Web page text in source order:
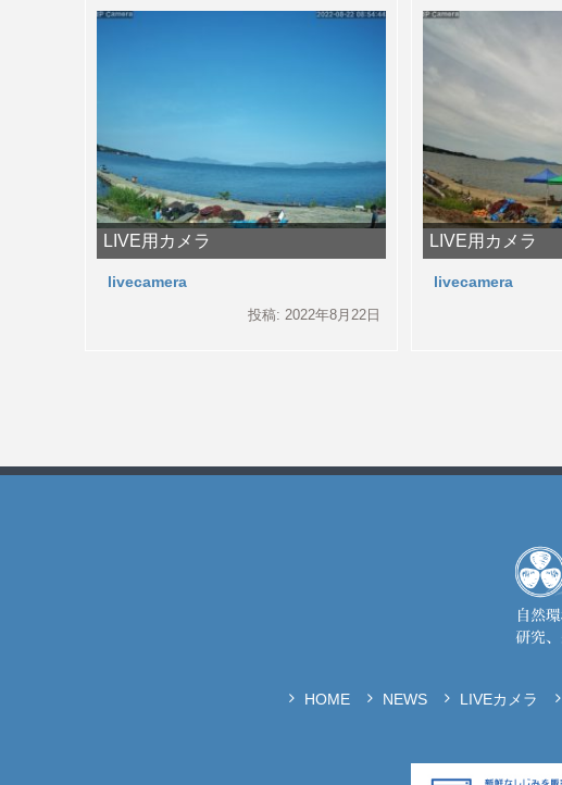
LIVE用カメラ
livecamera
投稿: 2022年8月22日
LIVE用カメラ
livecamera
HOME NEWS LIVEカメラ